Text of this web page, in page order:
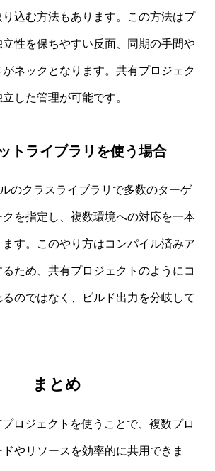
込む方法もあります。この方法はプ
立性を保ちやすい反面、同期の手間や
ネックとなります。共有プロジェク
した管理が可能です。
トライブラリを使う場合
のクラスライブラリで多数のターゲ
を指定し、複数環境への対応を一本
す。このやり方はコンパイル済みア
ため、共有プロジェクトのようにコ
のではなく、ビルド出力を分岐して
まとめ
ロジェクトを使うことで、複数プロ
やリソースを効率的に共用できま